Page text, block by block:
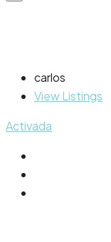
carlos
View Listings
Activada